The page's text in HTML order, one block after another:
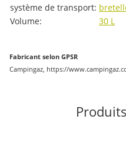
système de transport:
Volume:
30 L
Fabricant selon GPSR
Campingaz, https://